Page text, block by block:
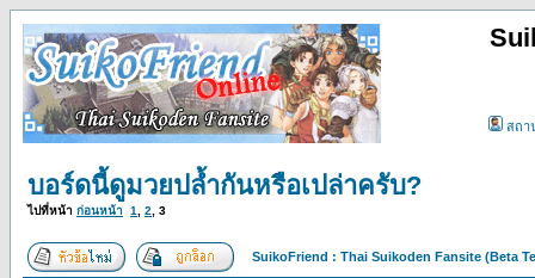
สถา
บอร์ดนี้ดูมวยปล้ำกันหรือเปล่าครับ?
ไปที่หน้า ก่อนหน้า 1 2 3
SuikoFriend : Thai Suikoden Fansite (Beta